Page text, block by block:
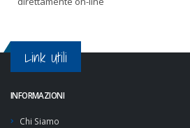
Link Utili
INFORMAZIONI
Chi Siamo